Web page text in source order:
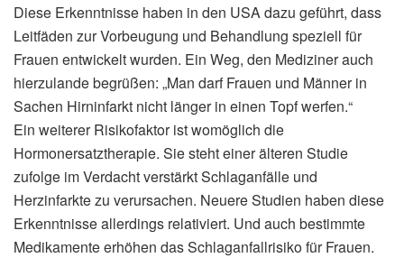
Diese Erkenntnisse haben in den USA dazu geführt, dass
Leitfäden zur Vorbeugung und Behandlung speziell für
Frauen entwickelt wurden. Ein Weg, den Mediziner auch
hierzulande begrüßen: „Man darf Frauen und Männer in
Sachen Hirninfarkt nicht länger in einen Topf werfen.“
Ein weiterer Risikofaktor ist womöglich die
Hormonersatztherapie. Sie steht einer älteren Studie
zufolge im Verdacht verstärkt Schlaganfälle und
Herzinfarkte zu verursachen. Neuere Studien haben diese
Erkenntnisse allerdings relativiert. Und auch bestimmte
Medikamente erhöhen das Schlaganfallrisiko für Frauen.